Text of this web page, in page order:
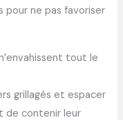
pour ne pas favoriser
tout le
grillagés et espacer
de contenir leur